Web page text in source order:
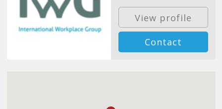
View profile
Contact